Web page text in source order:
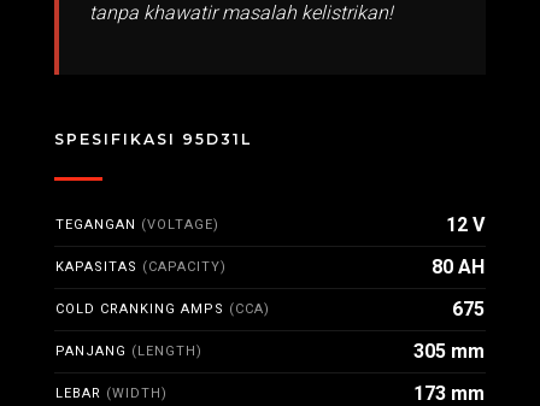
tanpa khawatir masalah kelistrikan!
SPESIFIKASI 95D31L
TEGANGAN (VOLTAGE) 12 V
KAPASITAS (CAPACITY) 80 AH
COLD CRANKING AMPS (CCA) 675
PANJANG (LENGTH) 305 mm
LEBAR (WIDTH) 173 mm